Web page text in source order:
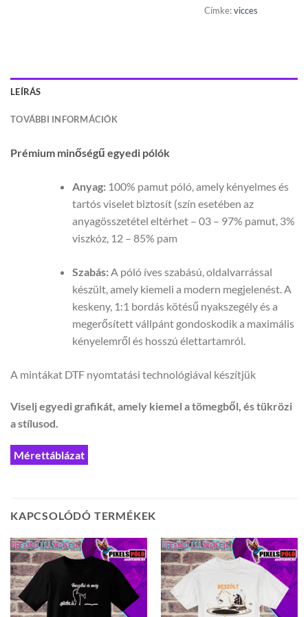
Címke:vicces
LEÍRÁS
TOVÁBBI INFORMÁCIÓK
Prémium minőségű egyedi pólók
Anyag:100% pamut póló, amely kényelmes és
tartós viselet biztosít (szín esetében az
anyagösszetétel eltérhet – 03 – 97% pamut, 3%
viszkóz, 12 – 85% pam
Szabás:A póló íves szabású, oldalvarrással
készült, amely kiemeli a modern megjelenést. A
keskeny, 1:1 bordás kötésű nyakszegély és a
megerősített vállpánt gondoskodik a maximális
kényelemről és hosszú élettartamról.
A mintákat DTF nyomtatási technológiával készítjük
Viselj egyedi grafikát, amely kiemel a tömegből, és tükrözi
a stílusod.
Mérettáblázat
KAPCSOLÓDÓ TERMÉKEK